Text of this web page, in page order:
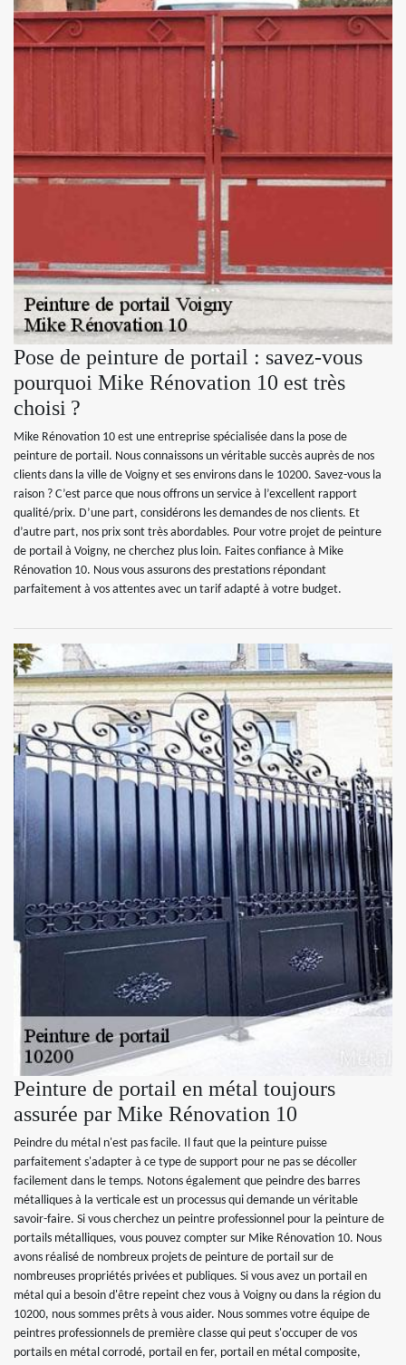
Pose de peinture de portail : savez-vous
pourquoi Mike Rénovation 10 est très
choisi ?
Mike Rénovation 10 est une entreprise spécialisée dans la pose de
peinture de portail. Nous connaissons un véritable succès auprès de nos
clients dans la ville de Voigny et ses environs dans le 10200. Savez-vous la
raison ? C’est parce que nous offrons un service à l’excellent rapport
qualité/prix. D’une part, considérons les demandes de nos clients. Et
d’autre part, nos prix sont très abordables. Pour votre projet de peinture
de portail à Voigny, ne cherchez plus loin. Faites confiance à Mike
Rénovation 10. Nous vous assurons des prestations répondant
parfaitement à vos attentes avec un tarif adapté à votre budget.
Peinture de portail en métal toujours
assurée par Mike Rénovation 10
Peindre du métal n'est pas facile. Il faut que la peinture puisse
parfaitement s'adapter à ce type de support pour ne pas se décoller
facilement dans le temps. Notons également que peindre des barres
métalliques à la verticale est un processus qui demande un véritable
savoir-faire. Si vous cherchez un peintre professionnel pour la peinture de
portails métalliques, vous pouvez compter sur Mike Rénovation 10. Nous
avons réalisé de nombreux projets de peinture de portail sur de
nombreuses propriétés privées et publiques. Si vous avez un portail en
métal qui a besoin d'être repeint chez vous à Voigny ou dans la région du
10200, nous sommes prêts à vous aider. Nous sommes votre équipe de
peintres professionnels de première classe qui peut s'occuper de vos
portails en métal corrodé, portail en fer, portail en métal composite,